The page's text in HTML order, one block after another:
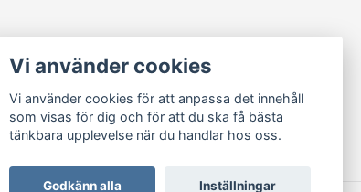
Vi använder cookies
Vi använder cookies för att anpassa det innehåll
som visas för dig och för att du ska få bästa
tänkbara upplevelse när du handlar hos oss.
Godkänn alla Inställningar